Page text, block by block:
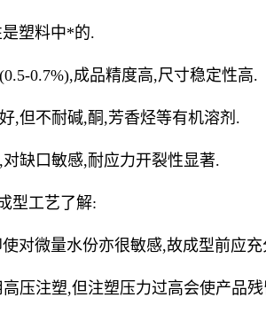
塑料中*的.
0.7%),成品精度高,尺寸稳定性高.
,但不耐碱,酮,芳香烃等有机溶剂.
缺口敏感,耐应力开裂性显著.
型工艺了解:
对微量水份亦很敏感,故成型前应
压注塑,但注塑压力过高会使产品